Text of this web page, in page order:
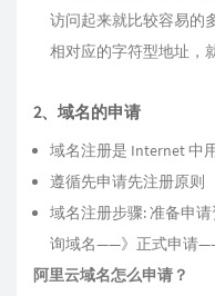
访问起来就比较容易的
相对应的字符型地址，
2、域名的申请
域名注册是 Internet 中
遵循先申请先注册原则
域名注册步骤: 准备申
询域名——》正式申请
阿里云域名怎么申请？